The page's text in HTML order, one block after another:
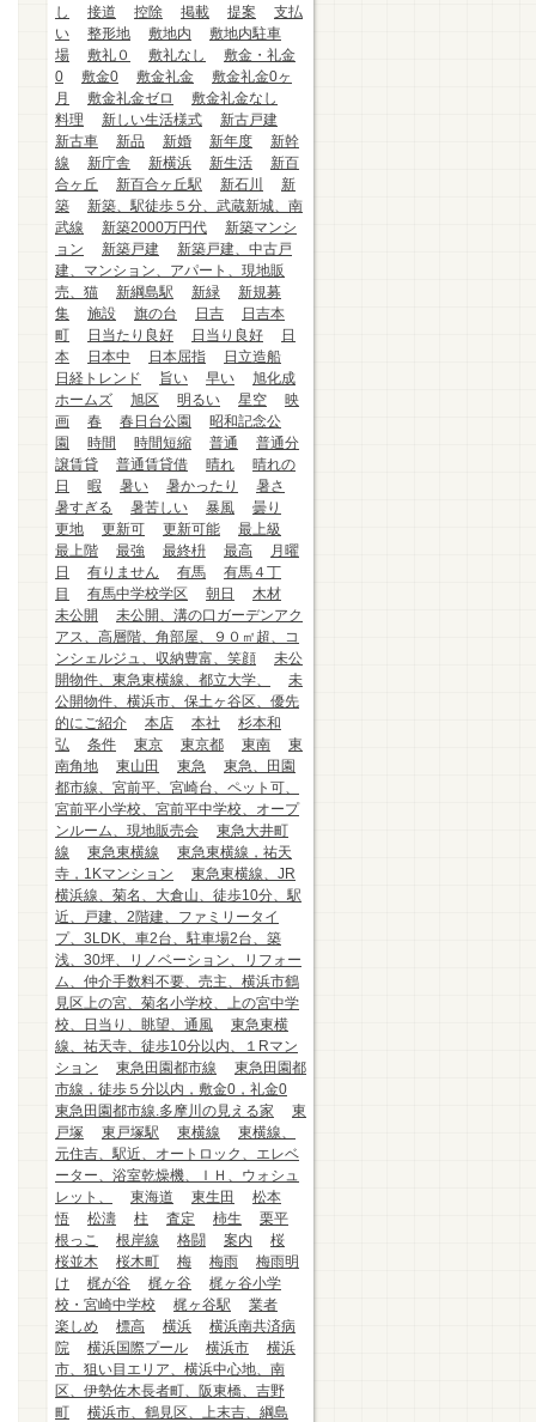
し
接道 控除 掲載 提案
支払
い
整形地 敷地内
敷地内駐車
場
敷礼０ 敷礼なし
敷金・礼金
0
敷金0 敷金礼金
敷金礼金0ヶ
月
敷金礼金ゼロ
敷金礼金なし
料理
新しい生活様式
新古戸建
新古車
新品 新婚 新年度
新幹
線
新庁舎 新横浜 新生活
新百
合ヶ丘
新百合ヶ丘駅 新石川
新
築
新築、駅徒歩５分、武蔵新城、南
武線
新築2000万円代
新築マンシ
ョン
新築戸建
新築戸建、中古戸
建、マンション、アパート、現地販
売、猫
新綱島駅 新緑
新規募
集
施設 旗の台 日吉
日吉本
町
日当たり良好 日当り良好
日
本
日本中 日本屈指
日立造船
日経トレンド
旨い 早い
旭化成
ホームズ
旭区 明るい 星空
映
画
春 春日台公園
昭和記念公
園
時間 時間短縮 普通
普通分
譲賃貸
普通賃貸借 晴れ
晴れの
日
暇 暑い 暑かったり
暑さ
暑すぎる
暑苦しい 暴風
曇り
更地
更新可 更新可能
最上級
最上階
最強 最終枡 最高
月曜
日
有りません 有馬
有馬４丁
目
有馬中学校学区 朝日
木材
未公開
未公開、溝の口ガーデンアク
アス、高層階、角部屋、９０㎡超、コ
ンシェルジュ、収納豊富、笑顔
未公
開物件、東急東横線、都立大学、
未
公開物件、横浜市、保土ヶ谷区、優先
的にご紹介
本店 本社
杉本和
弘
条件 東京 東京都 東南
東
南角地
東山田 東急
東急、田園
都市線、宮前平、宮崎台、ペット可、
宮前平小学校、宮前平中学校、オープ
ンルーム、現地販売会
東急大井町
線
東急東横線
東急東横線，祐天
寺，1Kマンション
東急東横線、JR
横浜線、菊名、大倉山、徒歩10分、駅
近、戸建、2階建、ファミリータイ
プ、3LDK、車2台、駐車場2台、築
浅、30坪、リノベーション、リフォー
ム、仲介手数料不要、売主、横浜市鶴
見区上の宮、菊名小学校、上の宮中学
校、日当り、眺望、通風
東急東横
線、祐天寺、徒歩10分以内、１Rマン
ション
東急田園都市線
東急田園都
市線，徒歩５分以内，敷金0，礼金0
東急田園都市線.多摩川の見える家
東
戸塚
東戸塚駅 東横線
東横線、
元住吉、駅近、オートロック、エレベ
ーター、浴室乾燥機、ＩＨ、ウォシュ
レット、
東海道 東生田
松本
悟
松濤 柱 査定 柿生
栗平
根っこ
根岸線 格闘 案内
桜
桜並木
桜木町 梅 梅雨
梅雨明
け
梶が谷 梶ヶ谷
梶ヶ谷小学
校・宮崎中学校
梶ヶ谷駅
業者
楽しめ
標高 横浜
横浜南共済病
院
横浜国際プール 横浜市
横浜
市、狙い目エリア、横浜中心地、南
区、伊勢佐木長者町、阪東橋、吉野
町
横浜市、鶴見区、上末吉、綱島